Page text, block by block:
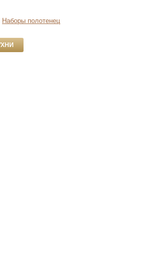
Наборы полотенец